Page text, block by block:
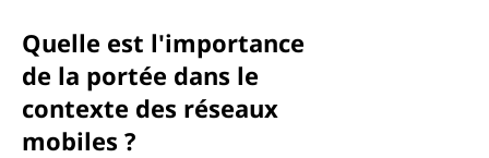
Quelle est l'importance
de la portée dans le
contexte des réseaux
mobiles ?